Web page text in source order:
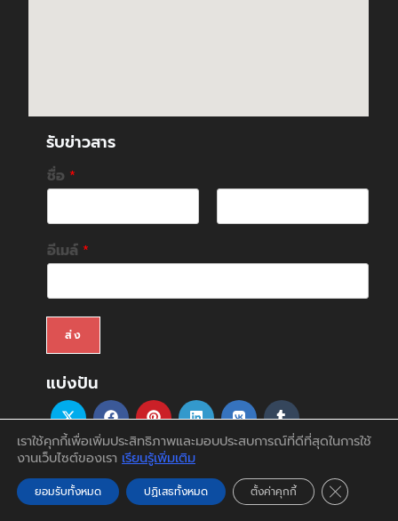
รับข่าวสาร
ชื่อ *
i
rอีเมล์ *
ส่ง
แบ่งปัน
สินค้า บริการ บทความ สนับสนุน&ดาวน์โหลด ติดต่อเรา
บัญชีของฉัน
Copyright 2026 - Theme by Focus System & Design.
เราใช้คุกกี้เพื่อเพิ่มประสิทธิภาพและมอบประสบการณ์ที่ดีที่สุดในการใช้
งานเว็บไซต์ของเรา เรียนรู้เพิ่มเติม
ยอมรับทั้งหมด ปฏิเสธทั้งหมด ตั้งค่าคุกกี้ Close